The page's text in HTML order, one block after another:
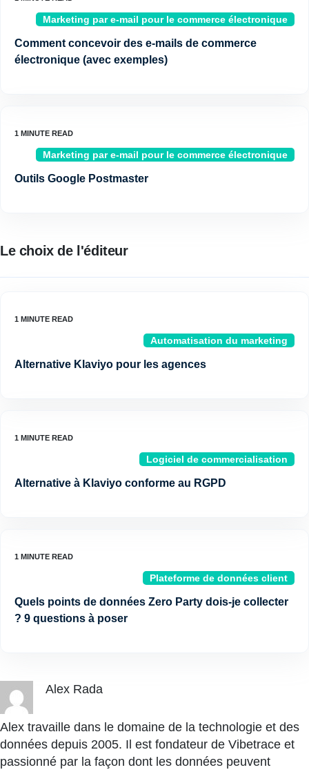
Marketing par e-mail pour le commerce électronique
Comment concevoir des e-mails de commerce
électronique (avec exemples)
Marketing par e-mail pour le commerce électronique
Outils Google Postmaster
Le choix de l'éditeur
Automatisation du marketing
Alternative Klaviyo pour les agences
Logiciel de commercialisation
Alternative à Klaviyo conforme au RGPD
Plateforme de données client
Quels points de données Zero Party dois-je collecter
? 9 questions à poser
Alex Rada
Alex travaille dans le domaine de la technologie et des
données depuis 2005. Il est fondateur de Vibetrace et
passionné par la façon dont les données peuvent